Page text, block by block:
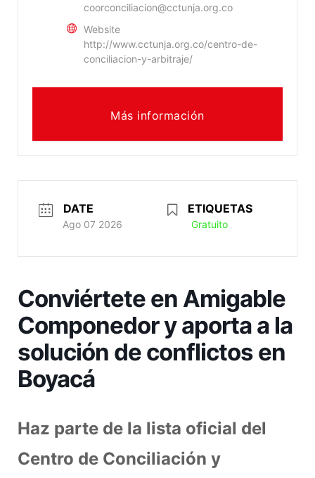
coorconciliacion@cctunja.org.co
Website
http://www.cctunja.org.co/centro-de-
conciliacion-y-arbitraje/
Más información
DATE
Ago 07 2026
ETIQUETAS
Gratuito
Conviértete en Amigable
Componedor y aporta a la
solución de conflictos en
Boyacá
Haz parte de la lista oficial del
Centro de Conciliación y